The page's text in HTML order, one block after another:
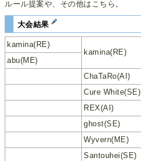
ルール提案や、その他はこちら。
大会結果
kamina(RE)
kamina(RE)
abu(ME)
ChaTaRo(AI)
Cure White(SE)
REX(AI)
ghost(SE)
Wyvern(ME)
Santouhei(SE)